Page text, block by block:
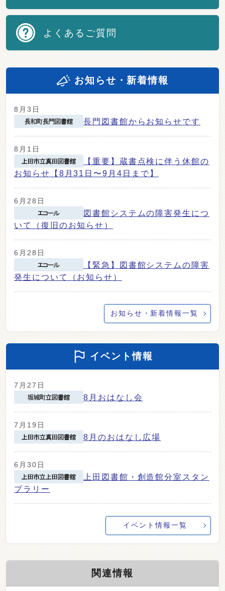
よくあるご質問
お知らせ・新着情報
8月3日
長門図書館からお知らせです
8月1日
【重要】蔵書点検に伴う休館の
お知らせ【8月31日〜9月4日まで】
6月28日
図書館システムの障害発生につ
いて（復旧のお知らせ）
6月28日
【緊急】図書館システムの障害
発生について（お知らせ）
お知らせ・新着情報一覧
イベント情報
7月27日
8月おはなし会
7月19日
8月のおはなし広場
6月30日
上田図書館・創造館分室スタン
プラリー
イベント情報一覧
関連情報